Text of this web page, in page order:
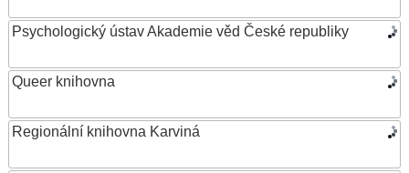
Psychologický ústav Akademie věd České republiky
Queer knihovna
Regionální knihovna Karviná